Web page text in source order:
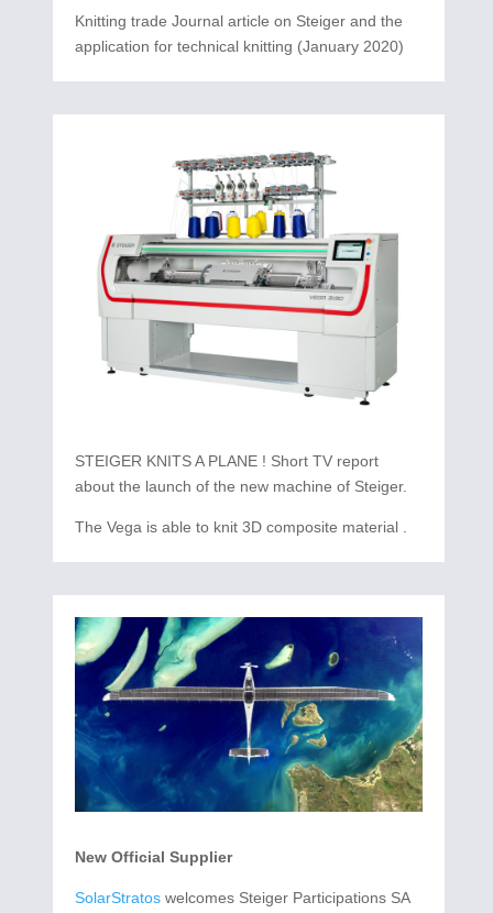
Knitting trade Journal article on Steiger and the
application for technical knitting (January 2020)
STEIGER KNITS A PLANE ! Short TV report
about the launch of the new machine of Steiger.
The Vega is able to knit 3D composite material .
New Official Supplier
SolarStratos welcomes Steiger Participations SA